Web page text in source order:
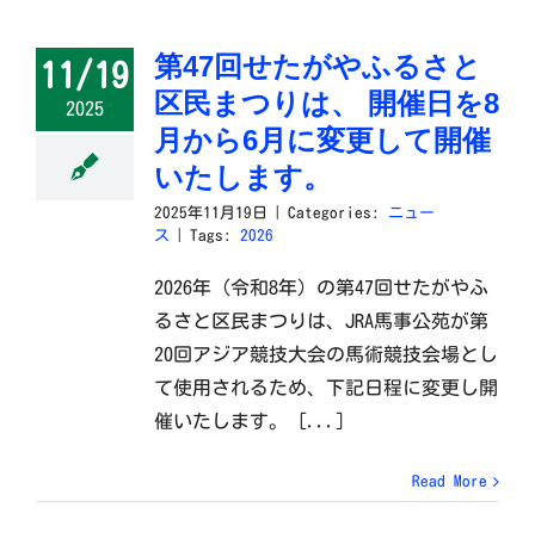
11/19
2025
第47回せたがやふるさと
区民まつりは、 開催日を8
月から6月に変更して開催
いたします。
2025年11月19日 Categories: ニュー
ス
Tags: 2026
2026年（令和8年）の第47回せたがやふ
るさと区民まつりは、JRA馬事公苑が第
20回アジア競技大会の馬術競技会場とし
て使用されるため、下記日程に変更し開
催いたします。 [...]
Read More